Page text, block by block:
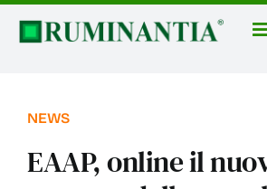
Salta
NEWS
EAAP, online il